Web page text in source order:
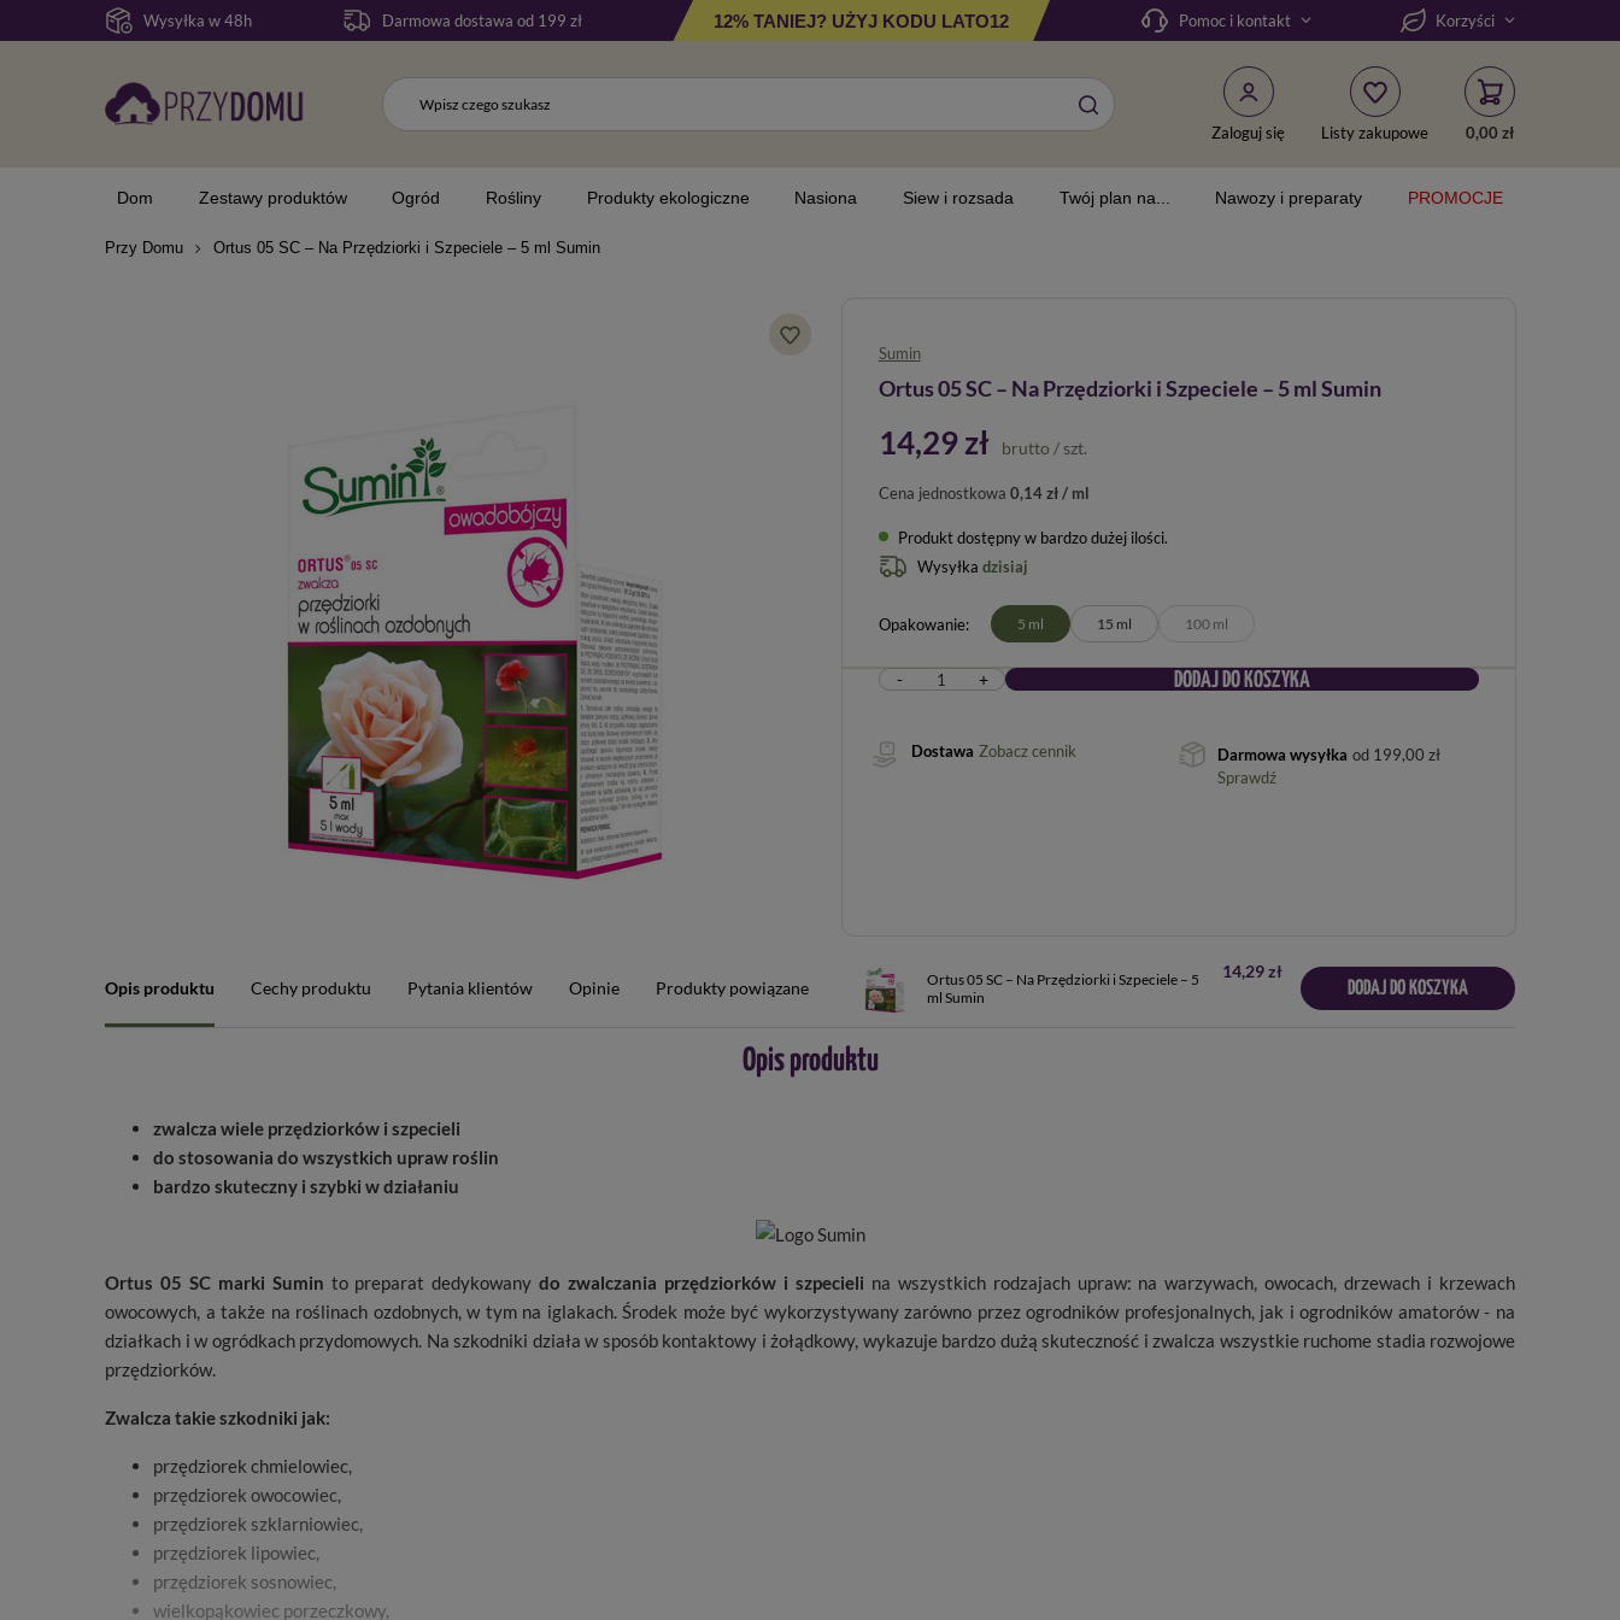
Wysyłka w 48h Darmowa dostawa od 199 zł 12% TANIEJ? UŻYJ KODU LATO12 Pomoc i kontakt Korzyści
Zaloguj się Listy zakupowe 0,00 zł
Dom Zestawy produktów Ogród Rośliny Produkty ekologiczne Nasiona Siew i rozsada Twój plan na... Nawozy i preparaty PROMOCJE
Przy Domu Ortus 05 SC – Na Przędziorki i Szpeciele – 5 ml Sumin
Sumin
Ortus 05 SC – Na Przędziorki i Szpeciele – 5 ml Sumin
14,29 zł brutto / szt.
Cena jednostkowa 0,14 zł / ml
Produkt dostępny w bardzo dużej ilości
Wysyłka dzisiaj
Opakowanie 5 ml 15 ml 100 ml
- + DODAJ DO KOSZYKA
Dostawa Zobacz cennik Darmowa wysyłka od 199,00 zł
Sprawdź
Opis produktu Cechy produktu Pytania klientów Opinie Produkty powiązane
Ortus 05 SC – Na Przędziorki i Szpeciele – 5
ml Sumin
14,29 zł
DODAJ DO KOSZYKA
Opis produktu
zwalcza wiele przędziorków i szpecieli
do stosowania do wszystkich upraw roślin
bardzo skuteczny i szybki w działaniu
Ortus 05 SC marki Sumin to preparat dedykowanydo zwalczania przędziorków i szpecieli na wszystkich rodzajach upraw: na warzywach, owocach, drzewach i krzewach
owocowych, a także na roślinach ozdobnych, w tym na iglakach. Środek może być wykorzystywany zarówno przez ogrodników profesjonalnych, jak i ogrodników amatorów - na
działkach i w ogródkach przydomowych. Na szkodniki działa w sposób kontaktowy i żołądkowy, wykazuje bardzo dużą skuteczność i zwalcza wszystkie ruchome stadia rozwojowe
przędziorków.
Zwalcza takie szkodniki jak:
przędziorek chmielowiec,
przędziorek owocowiec,
przędziorek szklarniowiec,
przędziorek lipowiec,
przędziorek sosnowiec,
wielkopąkowiec porzeczkowy,